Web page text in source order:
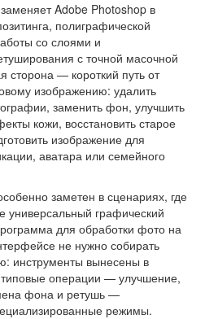
Adobe Photoshop в
полиграфической
со слоями и
с точной масочной
сторона — короткий путь от
изображению: удалить
заменить фон, улучшить
кожи, восстановить старое
изображение для
аватара или семейного
заметен в сценариях, где
универсальный графический
для обработки фото на
не нужно собирать
инструменты вынесены в
операции — улучшение,
фона и ретушь —
режимы.